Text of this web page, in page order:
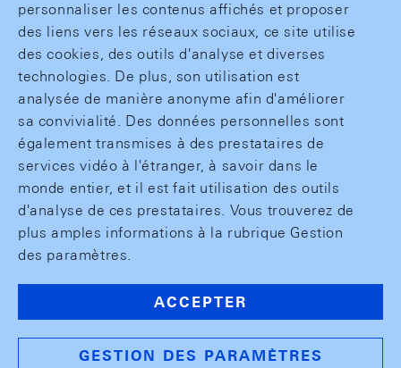
personnaliser les contenus affichés et proposer
des liens vers les réseaux sociaux, ce site utilise
des cookies, des outils d'analyse et diverses
technologies. De plus, son utilisation est
analysée de manière anonyme afin d'améliorer
sa convivialité. Des données personnelles sont
également transmises à des prestataires de
services vidéo à l'étranger, à savoir dans le
monde entier, et il est fait utilisation des outils
d'analyse de ces prestataires. Vous trouverez de
plus amples informations à la rubrique Gestion
des paramètres.
ACCEPTER
GESTION DES PARAMÈTRES